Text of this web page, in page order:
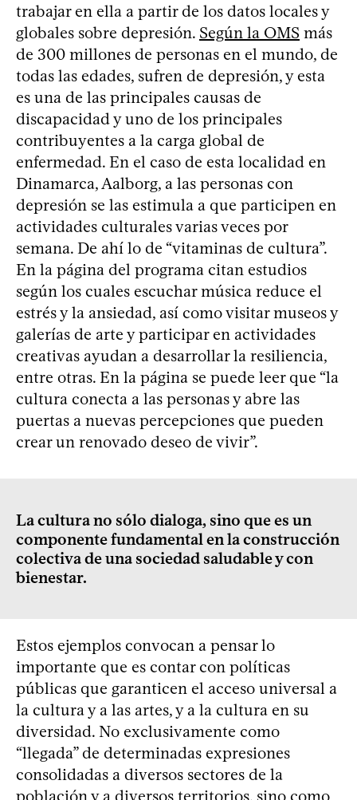
trabajar en ella a partir de los datos locales y
globales sobre depresión. Según la OMS más
de 300 millones de personas en el mundo, de
todas las edades, sufren de depresión, y esta
es una de las principales causas de
discapacidad y uno de los principales
contribuyentes a la carga global de
enfermedad. En el caso de esta localidad en
Dinamarca, Aalborg, a las personas con
depresión se las estimula a que participen en
actividades culturales varias veces por
semana. De ahí lo de “vitaminas de cultura”.
En la página del programa citan estudios
según los cuales escuchar música reduce el
estrés y la ansiedad, así como visitar museos y
galerías de arte y participar en actividades
creativas ayudan a desarrollar la resiliencia,
entre otras. En la página se puede leer que “la
cultura conecta a las personas y abre las
puertas a nuevas percepciones que pueden
crear un renovado deseo de vivir”.
La cultura no sólo dialoga, sino que es un
componente fundamental en la construcción
colectiva de una sociedad saludable y con
bienestar.
Estos ejemplos convocan a pensar lo
importante que es contar con políticas
públicas que garanticen el acceso universal a
la cultura y a las artes, y a la cultura en su
diversidad. No exclusivamente como
“llegada” de determinadas expresiones
consolidadas a diversos sectores de la
población y a diversos territorios, sino como